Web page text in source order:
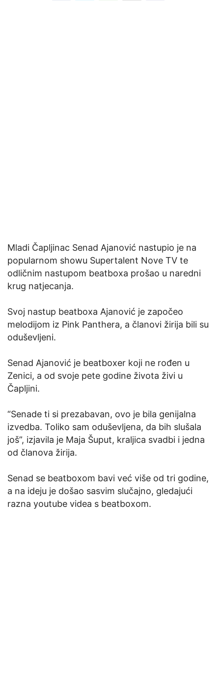
Mladi Čapljinac Senad Ajanović nastupio je na
popularnom showu Supertalent Nove TV te
odličnim nastupom beatboxa prošao u naredni
krug natjecanja.
Svoj nastup beatboxa Ajanović je započeo
melodijom iz Pink Panthera, a članovi žirija bili su
oduševljeni.
Senad Ajanović je beatboxer koji ne rođen u
Zenici, a od svoje pete godine života živi u
Čapljini.
“Senade ti si prezabavan, ovo je bila genijalna
izvedba. Toliko sam oduševljena, da bih slušala
još”, izjavila je Maja Šuput, kraljica svadbi i jedna
od članova žirija.
Senad se beatboxom bavi već više od tri godine,
a na ideju je došao sasvim slučajno, gledajući
razna youtube videa s beatboxom.